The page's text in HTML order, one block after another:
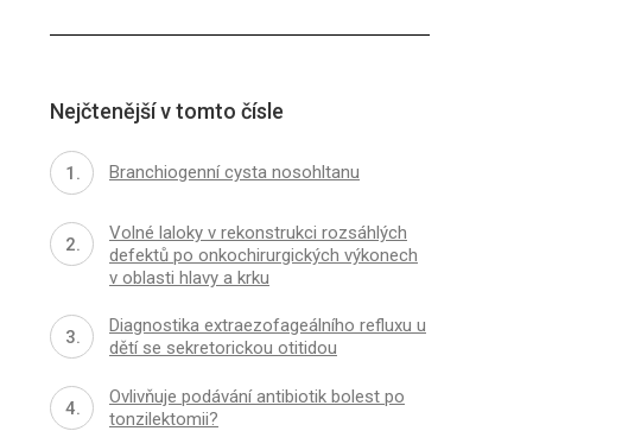
Nejčtenější v tomto čísle
Branchiogenní cysta nosohltanu
Volné laloky v rekonstrukci rozsáhlých
defektů po onkochirurgických výkonech
v oblasti hlavy a krku
Diagnostika extraezofageálního refluxu u
dětí se sekretorickou otitidou
Ovlivňuje podávání antibiotik bolest po
tonzilektomii?